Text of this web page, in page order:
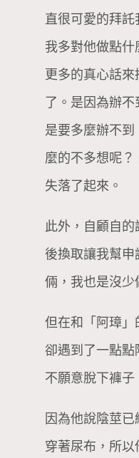
直很可愛的拜
我多對他做點什
更多的真心話
了。是因為辦
是要多麼辦不
麼的不多想呢
失落了起來。
此外，自顧自
後換取讓我幫
倆，我也是沒少
但在和「阿璋」
卻遇到了一點
不願意脫下褲子
因為他說陰莖
穿著尿布，所以